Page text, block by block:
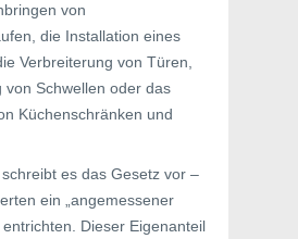
von
die Installation eines
Verbreiterung von Türen,
von Schwellen oder das
Küchenschränken und
es das Gesetz vor –
ein „angemessener
entrichten. Dieser Eigenanteil